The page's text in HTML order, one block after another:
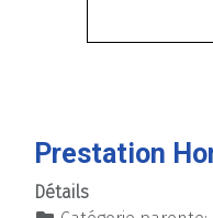
Prestation
Détails